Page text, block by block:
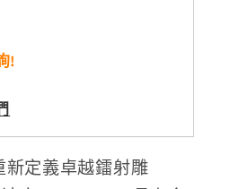
!
新定義卓越鐳射雕